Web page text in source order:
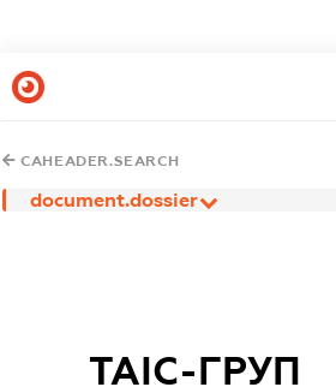
CAHEADER.SEARCH
document.dossier
ТАІС-ГРУП